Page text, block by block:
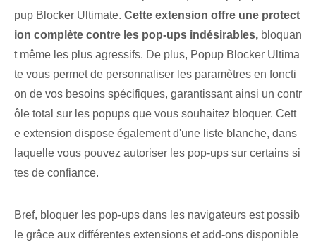
pup Blocker Ultimate. Cette extension offre une protect
ion complète contre les pop-ups indésirables, bloquan
t même les plus agressifs. De plus, Popup Blocker Ultima
te vous permet de personnaliser les paramètres en foncti
on de vos besoins spécifiques, garantissant ainsi un contr
ôle total sur les popups que vous souhaitez bloquer. Cett
e extension dispose également d'une liste blanche, dans
laquelle vous pouvez autoriser les pop-ups sur certains si
tes de confiance.
Bref, bloquer les pop-ups dans les navigateurs est possib
le grâce aux différentes extensions et add-ons disponible